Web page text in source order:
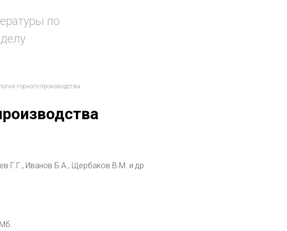
по
горного производства
Г.Г., Иванов Б.А., Щербаков В.М. и др.